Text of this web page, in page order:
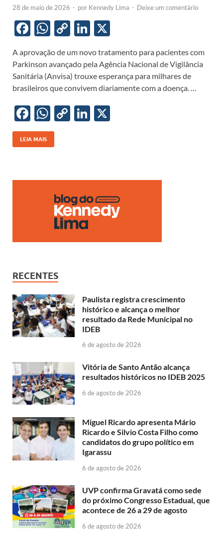
28 de maio de 2026 - por Kennedy Lima - Deixe um comentário
F
e
b
o
o
k
W
at
s
A
p
p
C
p
y
Li
n
k
Li
k
e
dI
n
A aprovação de um novo tratamento para pacientes com
Parkinson avançado pela Agência Nacional de Vigilância
Sanitária (Anvisa) trouxe esperança para milhares de
brasileiros que convivem diariamente com a doença. …
F
ac
e
o
W
h
at
A
p
p
C
Li
n
k
Li
dI
n
LEIA MAIS
RECENTES
Paulista registra crescimento
histórico e alcança o melhor
resultado da Rede Municipal no
IDEB
6 de agosto de 2026
Vitória de Santo Antão alcança
resultados históricos no IDEB 2025
6 de agosto de 2026
Miguel Ricardo apresenta Mário
Ricardo e Silvio Costa Filho como
candidatos do grupo político em
Igarassu
6 de agosto de 2026
UVP confirma Gravatá como sede
do próximo Congresso Estadual, que
acontece de 26 a 29 de agosto
6 de agosto de 2026